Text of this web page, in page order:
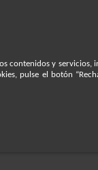
contenidos y
pulse el botón